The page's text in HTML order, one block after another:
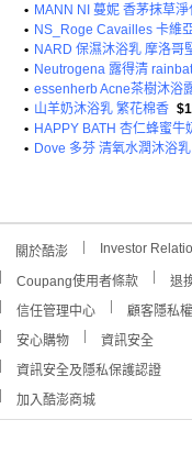
• MANN NI 蔓妮 香茅抹草
•
• NARD 保濕沐浴乳 摩洛哥
• Neutrogena 露得清
• essenherb Acne茶樹沐浴
• 山羊奶沐浴乳 繁花棉香
• HAPPY BATH 杏仁蜂蜜牛
• Dove 多芬 清氧水潤沐浴乳
關於酷澎 Investor
Coupang使用者條款
退
信任管理中心
顧客隱私
安心購物
資訊安全
資訊安全及隱私保護認證
加入酷澎商城